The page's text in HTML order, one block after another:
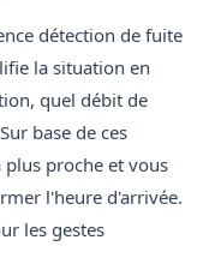
détection de fuite
la situation en
quel débit de
base de ces
proche et vous
l'heure d'arrivée.
les gestes